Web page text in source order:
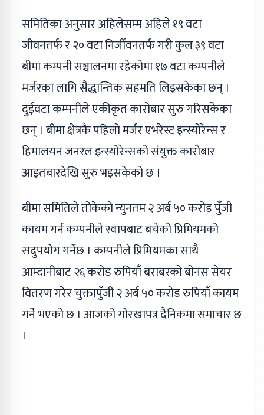
समितिका अनुसार अहिलेसम्म अहिले १९ वटा
जीवनतर्फ र २० वटा निर्जीवनतर्फ गरी कुल ३९ वटा
बीमा कम्पनी सञ्चालनमा रहेकोमा १७ वटा कम्पनीले
मर्जरका लागि सैद्धान्तिक सहमति लिइसकेका छन् ।
दुईवटा कम्पनीले एकीकृत कारोबार सुरु गरिसकेका
छन् । बीमा क्षेत्रकै पहिलो मर्जर एभरेस्ट इन्स्योरेन्स र
हिमालयन जनरल इन्स्योरेन्सको संयुक्त कारोबार
आइतबारदेखि सुरु भइसकेको छ ।
बीमा समितिले तोकेको न्युनतम २ अर्ब ५० करोड पुँजी
कायम गर्न कम्पनीले स्वापबाट बचेको प्रिमियमको
सदुपयोग गर्नेछ । कम्पनीले प्रिमियमका साथै
आम्दानीबाट २६ करोड रुपियाँ बराबरको बोनस सेयर
वितरण गरेर चुक्तापुँजी २ अर्ब ५० करोड रुपियाँ कायम
गर्ने भएको छ । आजको गोरखापत्र दैनिकमा समाचार छ
।